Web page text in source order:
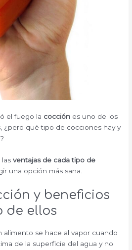
el fuego la cocción es uno de los
¿pero qué tipo de cocciones hay y
lasventajas de cada tipo de
una opción más sana.
y beneficios
de ellos
alimento se hace al vapor cuando
de la superficie del agua y no